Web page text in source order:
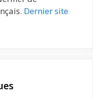
Dernier site